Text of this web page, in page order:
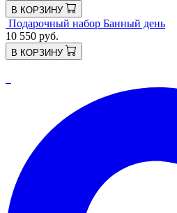
В КОРЗИНУ
Подарочный набор Банный день
10 550 руб.
В КОРЗИНУ